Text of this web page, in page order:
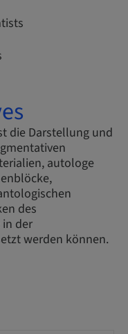
die Darstellung und
autologe
des
der
werden können.